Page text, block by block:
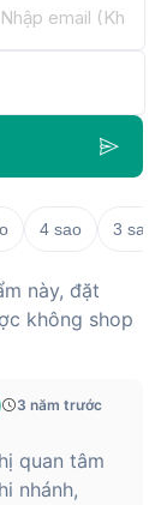
4 sao 3 sao
này, đặt
không shop
3 năm trước
quan tâm
nhánh,